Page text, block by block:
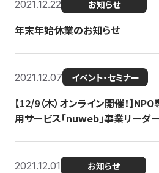
2021.12.22 お知らせ
年末年始休業のお知らせ
2021.12.07 イベント・セミナー
【12/9（木）オンライン開催！】
用サービス「nuweb」事業リーダ
2021.12.01 お知らせ